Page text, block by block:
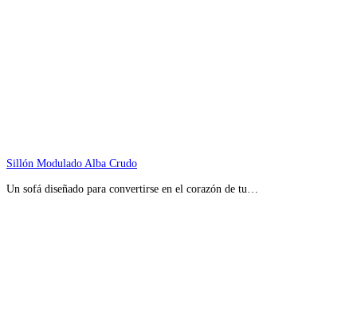
Sillón Modulado Alba Crudo
Un sofá diseñado para convertirse en el corazón de tu…